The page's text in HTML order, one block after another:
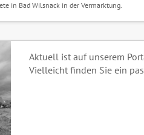
in Bad Wilsnack in der Vermarktung.
Aktuell ist auf unserem
Vielleicht finden Sie ein